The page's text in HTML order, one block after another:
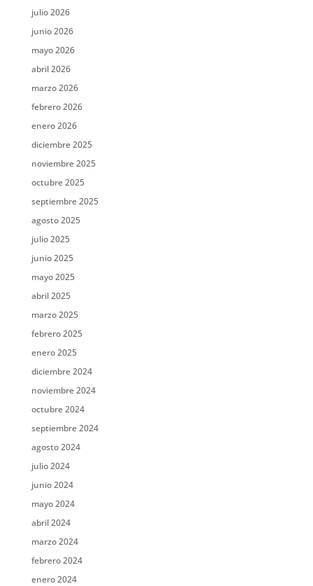
julio 2026
junio 2026
mayo 2026
abril 2026
marzo 2026
febrero 2026
enero 2026
diciembre 2025
noviembre 2025
octubre 2025
septiembre 2025
agosto 2025
julio 2025
junio 2025
mayo 2025
abril 2025
marzo 2025
febrero 2025
enero 2025
diciembre 2024
noviembre 2024
octubre 2024
septiembre 2024
agosto 2024
julio 2024
junio 2024
mayo 2024
abril 2024
marzo 2024
febrero 2024
enero 2024